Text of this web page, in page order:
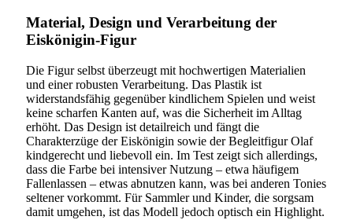
Material, Design und Verarbeitung der
Eiskönigin-Figur
Die Figur selbst überzeugt mit hochwertigen Materialien
und einer robusten Verarbeitung. Das Plastik ist
widerstandsfähig gegenüber kindlichem Spielen und weist
keine scharfen Kanten auf, was die Sicherheit im Alltag
erhöht. Das Design ist detailreich und fängt die
Charakterzüge der Eiskönigin sowie der Begleitfigur Olaf
kindgerecht und liebevoll ein. Im Test zeigt sich allerdings,
dass die Farbe bei intensiver Nutzung – etwa häufigem
Fallenlassen – etwas abnutzen kann, was bei anderen Tonies
seltener vorkommt. Für Sammler und Kinder, die sorgsam
damit umgehen, ist das Modell jedoch optisch ein Highlight.